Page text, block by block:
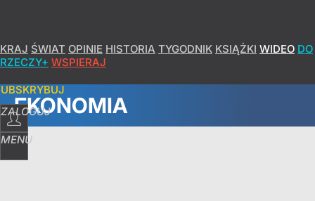
KRAJ ŚWIAT OPINIE HISTORIA TYGODNIK KSIĄŻKI WIDEO DO
RZECZY+ WSPIERAJ
ZALOGUJ
MENU
EKONOMIA